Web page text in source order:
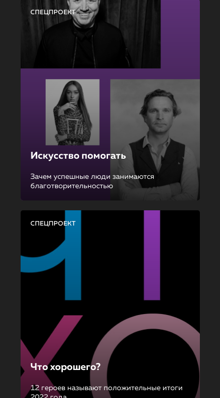
СПЕЦПРОЕКТ
Искусство помогать
Зачем успешные люди занимаются
благотворительностью
СПЕЦПРОЕКТ
Что хорошего?
12 героев называют положительные итоги